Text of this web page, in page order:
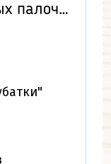
"Шаурма" из куриных палочек